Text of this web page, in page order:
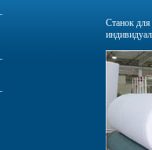
Станок